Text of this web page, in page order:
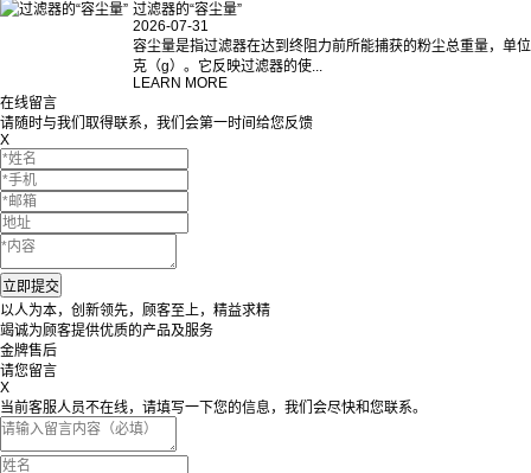
过滤器的“容尘量”
2026-07-31
容尘量是指过滤器在达到终阻力前所能捕获的粉尘总重量，单位
克（g）。它反映过滤器的使...
LEARN MORE
在线留言
请随时与我们取得联系，我们会第一时间给您反馈
X
以人为本，创新领先，顾客至上，精益求精
竭诚为顾客提供优质的产品及服务
金牌售后
请您留言
X
当前客服人员不在线，请填写一下您的信息，我们会尽快和您联系。